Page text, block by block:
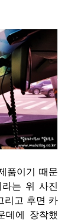
품이기 때문
는 위 사진
리고 후면 카
데에 장착했